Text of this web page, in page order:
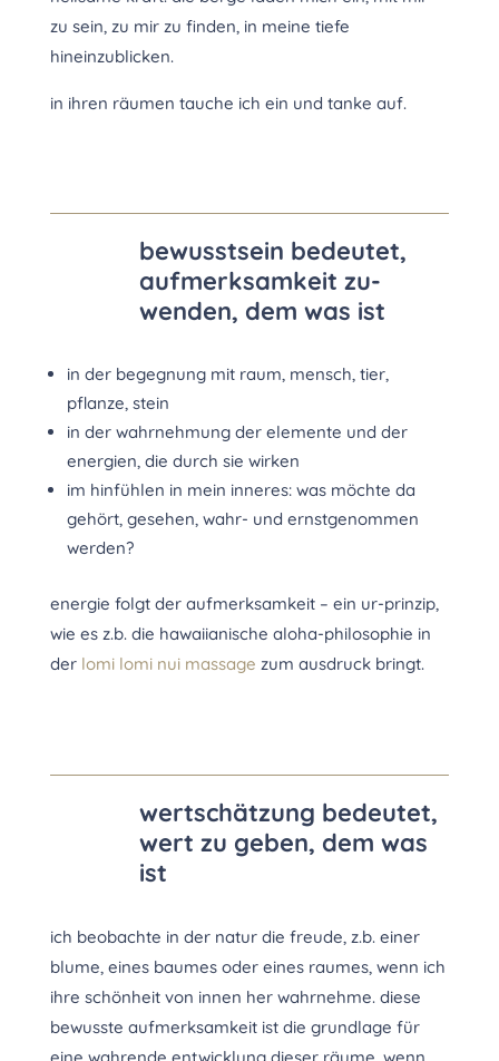
zu sein, zu mir zu finden, in meine tiefe
hineinzublicken.
in ihren räumen tauche ich ein und tanke auf.
bewusstsein bedeutet,
aufmerksamkeit zu-
wenden, dem was ist
in der begegnung mit raum, mensch, tier,
pflanze, stein
in der wahrnehmung der elemente und der
energien, die durch sie wirken
im hinfühlen in mein inneres: was möchte da
gehört, gesehen, wahr- und ernstgenommen
werden?
energie folgt der aufmerksamkeit – ein ur-prinzip,
wie es z.b. die hawaiianische aloha-philosophie in
der lomi lomi nui massage zum ausdruck bringt.
wertschätzung bedeutet,
wert zu geben, dem was
ist
ich beobachte in der natur die freude, z.b. einer
blume, eines baumes oder eines raumes, wenn ich
ihre schönheit von innen her wahrnehme. diese
bewusste aufmerksamkeit ist die grundlage für